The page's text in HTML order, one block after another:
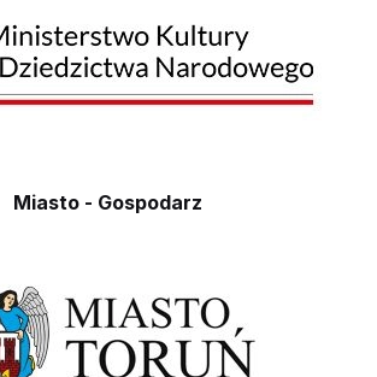
Miasto - Gospodarz